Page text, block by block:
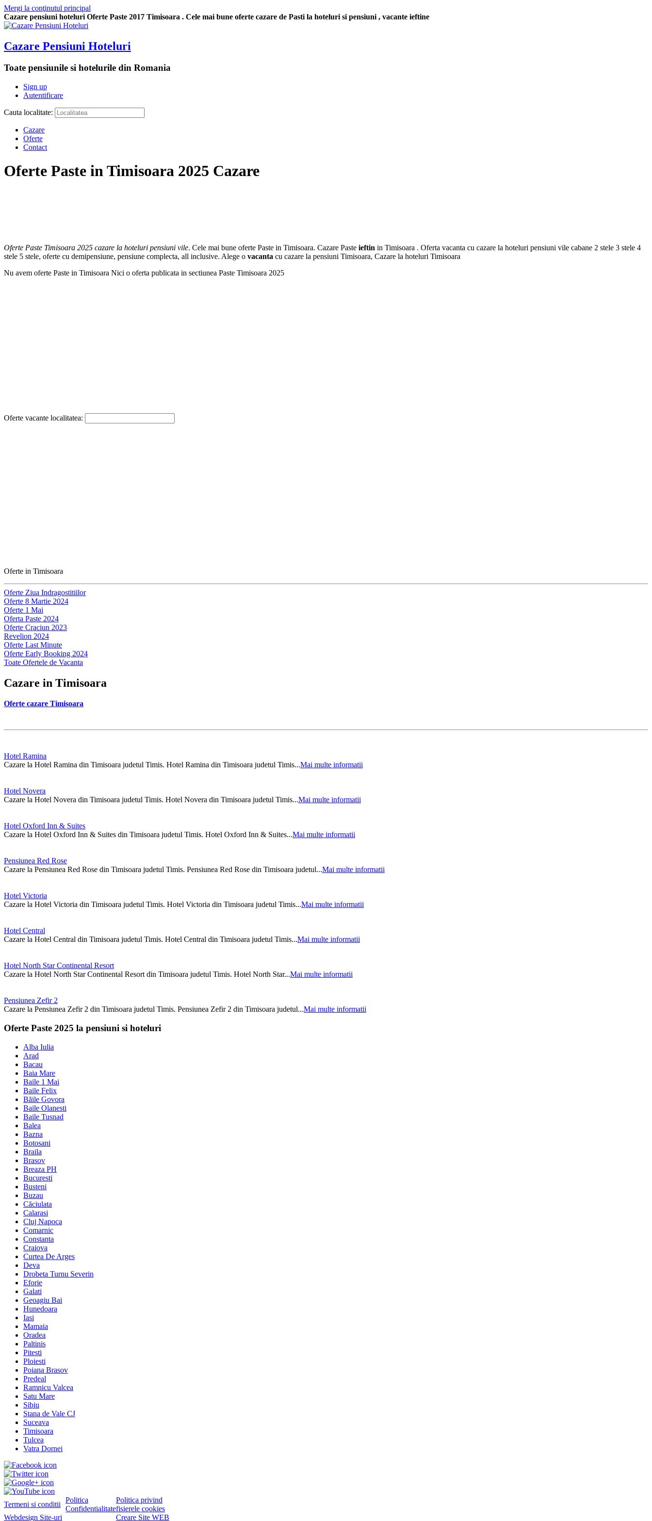
Mergi la conţinutul principal
Cazare pensiuni hoteluri Oferte Paste 2017 Timisoara . Cele mai bune oferte cazare de Pasti la hoteluri si pensiuni , vacante ieftine
Cazare Pensiuni Hoteluri
Toate pensiunile si hotelurile din Romania
Sign up
Autentificare
Cauta localitate:
Cazare
Oferte
Contact
Oferte Paste in Timisoara 2025 Cazare
Oferte Paste Timisoara 2025 cazare la hoteluri pensiuni vile. Cele mai bune oferte Paste in Timisoara. Cazare Paste ieftin in Timisoara . Oferta vacanta cu cazare la hoteluri pensiuni vile cabane 2 stele 3 stele 4
stele 5 stele, oferte cu demipensiune, pensiune complecta, all inclusive. Alege o vacanta cu cazare la pensiuni Timisoara, Cazare la hoteluri Timisoara
Nu avem oferte Paste in Timisoara Nici o oferta publicata in sectiunea Paste Timisoara 2025
Oferte vacante localitatea:
Oferte in Timisoara
Oferte Ziua Indragostitiilor
Oferte 8 Martie 2024
Oferte 1 Mai
Oferta Paste 2024
Oferte Craciun 2023
Revelion 2024
Oferte Last Minute
Oferte Early Booking 2024
Toate Ofertele de Vacanta
Cazare in Timisoara
Oferte cazare Timisoara
Hotel Ramina
Cazare la Hotel Ramina din Timisoara judetul Timis. Hotel Ramina din Timisoara judetul Timis...Mai multe informatii
Hotel Novera
Cazare la Hotel Novera din Timisoara judetul Timis. Hotel Novera din Timisoara judetul Timis...Mai multe informatii
Hotel Oxford Inn & Suites
Cazare la Hotel Oxford Inn & Suites din Timisoara judetul Timis. Hotel Oxford Inn & Suites...Mai multe informatii
Pensiunea Red Rose
Cazare la Pensiunea Red Rose din Timisoara judetul Timis. Pensiunea Red Rose din Timisoara judetul...Mai multe informatii
Hotel Victoria
Cazare la Hotel Victoria din Timisoara judetul Timis. Hotel Victoria din Timisoara judetul Timis...Mai multe informatii
Hotel Central
Cazare la Hotel Central din Timisoara judetul Timis. Hotel Central din Timisoara judetul Timis...Mai multe informatii
Hotel North Star Continental Resort
Cazare la Hotel North Star Continental Resort din Timisoara judetul Timis. Hotel North Star...Mai multe informatii
Pensiunea Zefir 2
Cazare la Pensiunea Zefir 2 din Timisoara judetul Timis. Pensiunea Zefir 2 din Timisoara judetul...Mai multe informatii
Oferte Paste 2025 la pensiuni si hoteluri
Alba Iulia
Arad
Bacau
Baia Mare
Baile 1 Mai
Baile Felix
Băile Govora
Baile Olanesti
Baile Tusnad
Balea
Bazna
Botosani
Braila
Brasov
Breaza PH
Bucuresti
Busteni
Buzau
Căciulata
Calarasi
Cluj Napoca
Comarnic
Constanta
Craiova
Curtea De Arges
Deva
Drobeta Turnu Severin
Eforie
Galati
Geoagiu Bai
Hunedoara
Iasi
Mamaia
Oradea
Paltinis
Pitesti
Ploiesti
Poiana Brasov
Predeal
Ramnicu Valcea
Satu Mare
Sibiu
Stana de Vale CJ
Suceava
Timisoara
Tulcea
Vatra Dornei
Termeni si conditii
Politica
Confidentialitate
Politica privind
fisierele cookies
Webdesign Site-uri
Creare Site WEB